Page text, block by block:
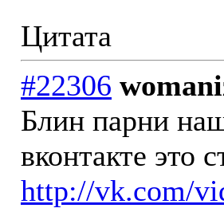
Цитата
#22306
Блин парни
вконтакте это
http://vk.com/